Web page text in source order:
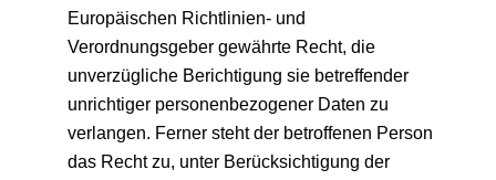
Europäischen Richtlinien- und
Verordnungsgeber gewährte Recht, die
unverzügliche Berichtigung sie betreffender
unrichtiger personenbezogener Daten zu
verlangen. Ferner steht der betroffenen Person
das Recht zu, unter Berücksichtigung der